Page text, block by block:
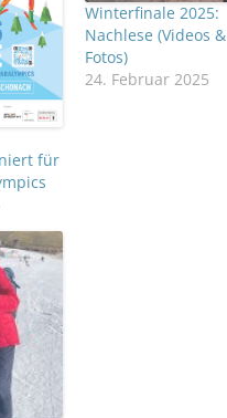
für
Winterfinale 2025:
Nachlese (Videos &
Fotos)
24. Februar 2025